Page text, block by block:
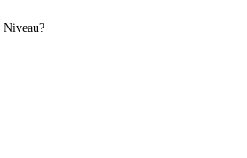
Niveau?